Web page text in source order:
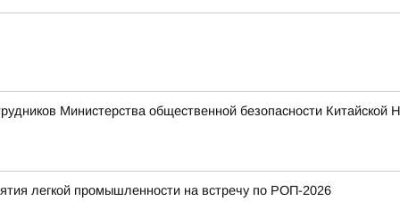
Министерства общественной безопасности
легкой промышленности на встречу по РОП-2026